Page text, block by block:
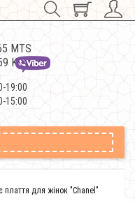
MTS
Kievstar
19:00
15:00
плаття для жінок "Chanel"